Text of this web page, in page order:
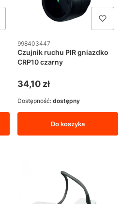
Kod produktu
998403447
Czujnik ruchu PIR gniazdko
CRP10 czarny
Cena
34,10 zł
Do koszyka
Dostępność: dostępny